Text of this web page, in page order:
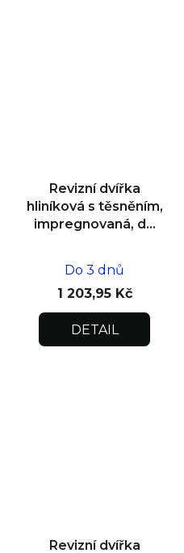
Revizní dvířka
hliníková s těsněním,
impregnovaná, do
Do 3 dnů
1 203,95 Kč
DETAIL
Revizní dvířka